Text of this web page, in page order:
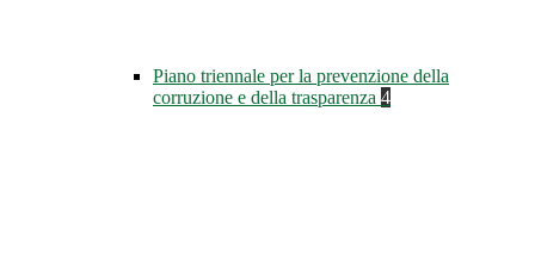
Piano triennale per la prevenzione della
corruzione e della trasparenza 4